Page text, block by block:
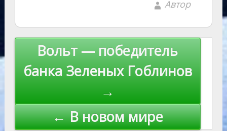
Автор
Навигация
записям
Вольт — победитель
банка Зеленых Гоблинов
→
← В новом мире